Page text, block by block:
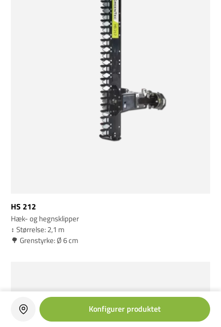
HS 212
Hæk- og hegnsklipper
↕️ Størrelse: 2,1 m
🌳 Grenstyrke: Ø 6 cm
Konfigurer produktet